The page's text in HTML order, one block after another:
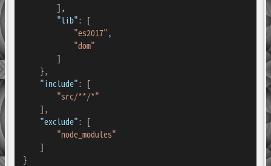
] ,
"lib": [
"es2017",
"dom"
]
},
"include": [
"src/**/*"
] ,
"exclude": [
"node_modules"
]
}